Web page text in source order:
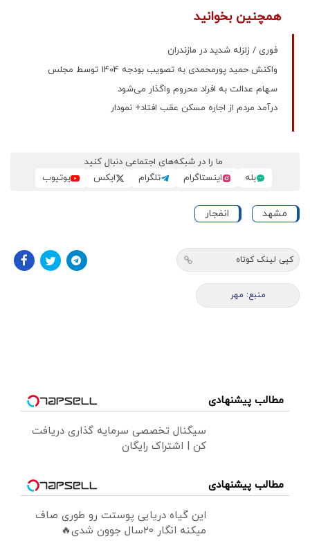
همچنین بخوانید
فوری / زلزله شدید در مازندران
واکنش حمید پورمحمدی به تصویب بودجه 1404 توسط مجلس
سهام عدالت به افراد محروم واگذار می‌شود
درآمد مردم از اجاره مسکن عقب افتاد+ نمودار
ما را در شبکه‌های اجتماعی دنبال کنید
بله
اینستاگرام تلگرام ایکس یوتیوب
مشهد انفجار
کپی لینک کوتاه
منبع: مهر
مطالب پیشنهادی
سیگنال تخصصی سرمایه گذاری دریافت
کن | اشتراک رایگان
مطالب پیشنهادی
این گیاه دریایی پوستت رو طوری صاف
میکنه انگار 20سال جوون شدی🔥